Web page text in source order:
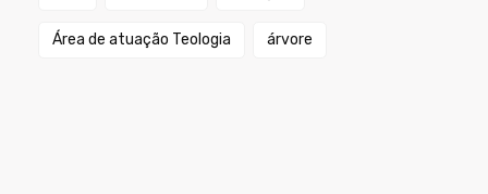
Área de atuação Teologia árvore